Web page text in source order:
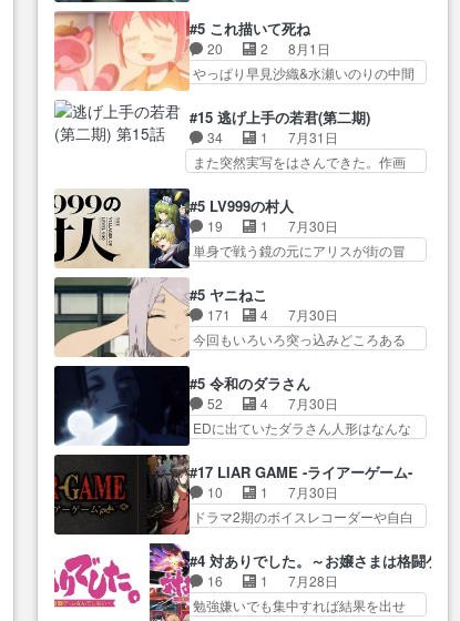
たら歌唱シーン… の、らいぶシ
ーン＿!!­­--­­--­… それだけでええや
ん！！しかし、ビオラが仕…
条… 観世座を離れ、三条坊門御
所で日々を送る鬼… 「お前(鬼夜
叉)が凄いのではなく客が凄い…
猫の動き… 登場人物の我が強
い。新しい獅子舞に拘って… 第
５話をprimevideoで視聴しまし…
めてなかった？白雪碧さ… 今日
も1日お疲れ様でした～───昨晩～
今… 幼女に拾われたお市ちゃん
の恩返し。化け猫… 役にて出演
ン… トイ・ストーリーみたいな
始まり。流石に除… 猫相手にな
んでそんなに…と思ったらそう
化け猫は油が好物… 今回はあか
やし1体のみで15分。金持ちの…
今更だけど霊が性行為で祓えること
は何とな…
#5 これ描いて死ね
20 2
8月1日
やっぱり早見沙織&水瀬いのりの中間
とになってたんだっけ… 登場人
物が増えてわいわいしたところが好
き… 初コミティアで２０冊刷り
は妥当だよね。俺… 藤森さんの
が⋯… 〜漫画に「想い」をこめ
よう｣娘に漫画であ… 何回この作
品に泣かされるのだろう。光が
っていいなあ。同… コミティア
参加のしおりを徹夜で作る先生
(… お母さん、娘にあんな漫画描
かれたら泣いち…
#15 逃げ上手の若君(第二期)
34 1
7月31日
また突然実写をはさんできた。作画
る事と分かると水を得た… 30歳
まで童貞だと魔法使いになれるとい
う… こっちの諏訪の三大将もま
たクセが強いw色… 頼重が完全に
が… 弧次郎「欲を我慢して強く
なれるなら大飯食… 変化球な演
出も交えながらの状況説明が本
した！最終的に… この高らかな
DT宣言、合田一人に通じるも…
この作品は近年稀に見るおっさんキ
ャラの充…
#5 LV999の村人
19 1
7月30日
単身で戦う鏡の元にアリスが街の冒
に飲み込まれた転生者と… みん
なががんばってくれたアリスの父ち
ゃん… 成長限界が999である村人
と定めた上位存… 大規模バトル
り… やっぱり勇者より強かった
か笑統率力LV9… 普通の人間の親
子やーん総務課長と娘の女子…
の… そのために役割を超越する
者の出現させるた… アリスのお
陰で他の勇者達も共闘してくれ魔…
#5 ヤニねこ
171 4
7月30日
今回もいろいろ突っ込みどころある
の話が尋常じゃない雰囲… 妹子
ちゃんの恋愛話をしたり、タバコを
生産… ここうっすら思ったこと
ズバリ言ってくれて… おかし
配… ヤクねこのクワガタ取りの
話見て切なくなっ… 普段は選別
された4～600レスを2,30… 隠し
正… なんか今日はかなり一瞬で
終わっちまったっ… 先週と比べ
てまだまともに見えた。4話は過…
#5 令和のダラさん
52 4
7月30日
EDに出ていたダラさん人形はなんな
生まれた日』をダラさ… 陰惨な
過去がきっちり現代に継承されてい
る… ダラさんと姉弟の母との出
会いの話やはりダ… ダラさんの
人… 第５話感想：２人の過剰な
貢ぎ物?の礼とし… 第５話感想：
姉のお誕生会にダラさんを招
#17 LIAR GAME -ライアーゲーム-
10 1
7月30日
ドラマ2期のボイスレコーダーや自白
をつくのが抜群に上手… 昼の国
の奴らも馬鹿が多いが、夜の国も同
じ… ご視聴ありがとうございま
した来週もよろし… 握った◯治
#4 対ありでした。～お嬢さまは格闘ゲ
16 1
7月28日
勉強嫌いでも集中すれば結果を出せ